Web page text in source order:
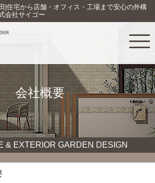
|住宅から店舗・オフィス・工場まで安心の外構
会社サイゴー
会社概要
& EXTERIOR GARDEN DESIGN